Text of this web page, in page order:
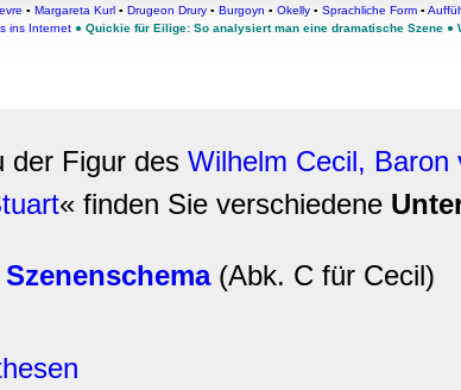
▪ Margareta Kurl ▪ Drugeon Drury ▪ Burgoyn ▪ Okelly ▪ Sprachliche Form ▪
ins Internet ● Quickie für Eilige: So analysiert man eine dramatische Szene ●
der Figur des Wilhelm Cecil, Baron
« finden Sie verschiedene
(Abk. C für Cecil)